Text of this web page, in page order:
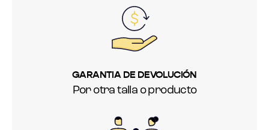
GARANTIA DE DEVOLUCIÓN
Por otra talla o producto